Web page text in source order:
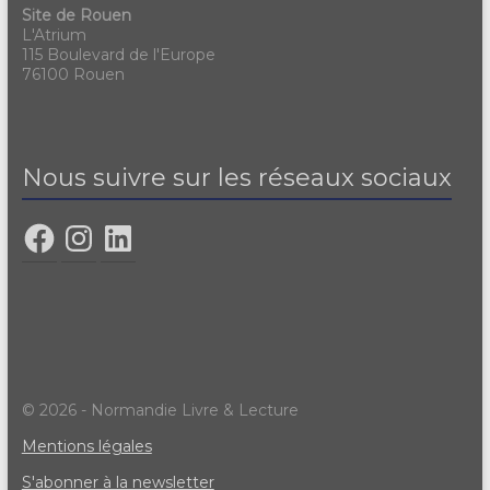
Site de Rouen
L'Atrium
115 Boulevard de l'Europe
76100 Rouen
Nous suivre sur les réseaux sociaux
© 2026 - Normandie Livre & Lecture
Mentions légales
S'abonner à la newsletter